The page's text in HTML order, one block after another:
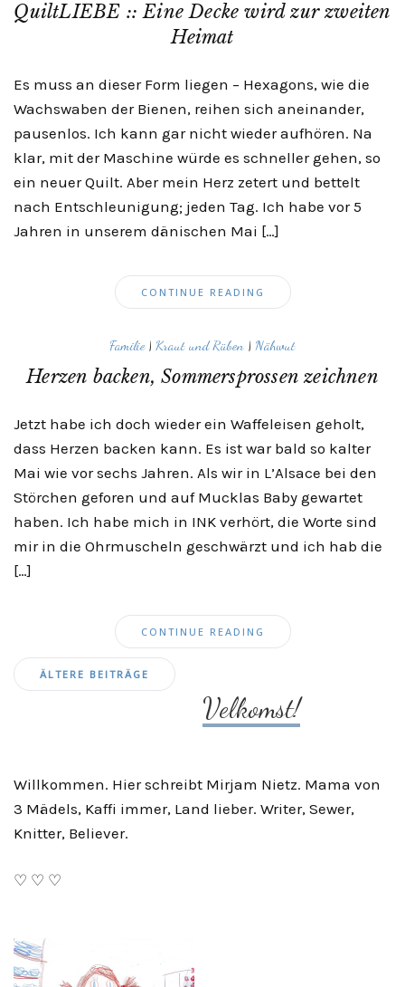
QuiltLIEBE :: Eine Decke wird zur zweiten
Heimat
Es muss an dieser Form liegen – Hexagons, wie die
Wachswaben der Bienen, reihen sich aneinander,
pausenlos. Ich kann gar nicht wieder aufhören. Na
klar, mit der Maschine würde es schneller gehen, so
ein neuer Quilt. Aber mein Herz zetert und bettelt
nach Entschleunigung; jeden Tag. Ich habe vor 5
Jahren in unserem dänischen Mai […]
CONTINUE READING
Familie| Kraut und Rüben | Nähwut
Herzen backen, Sommersprossen zeichnen
Jetzt habe ich doch wieder ein Waffeleisen geholt,
dass Herzen backen kann. Es ist war bald so kalter
Mai wie vor sechs Jahren. Als wir in L’Alsace bei den
Störchen geforen und auf Mucklas Baby gewartet
haben. Ich habe mich in INK verhört, die Worte sind
mir in die Ohrmuscheln geschwärzt und ich hab die
[…]
CONTINUE READING
Beitragsnavigation
ÄLTERE BEITRÄGE
Velkomst!
Willkommen. Hier schreibt Mirjam Nietz. Mama von
3 Mädels, Kaffi immer, Land lieber. Writer, Sewer,
Knitter, Believer.
♡ ♡ ♡